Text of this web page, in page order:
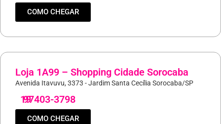
COMO CHEGAR
Loja 1A99 – Shopping Cidade Sorocaba
Avenida Itavuvu, 3373 - Jardim Santa Cecília Sorocaba/SP
19
97403-3798
COMO CHEGAR